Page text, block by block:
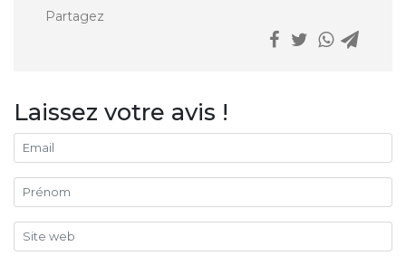
Partagez
Laissez votre avis !